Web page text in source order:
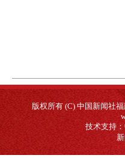
版权所有 (C) 中国新闻社
技术支持